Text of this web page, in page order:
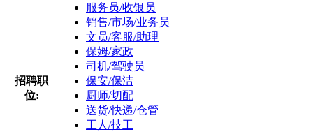
招聘职
位:
服务员/收银员
销售/市场/业务员
文员/客服/助理
保姆/家政
司机/驾驶员
保安/保洁
厨师/切配
送货/快递/仓管
工人/技工